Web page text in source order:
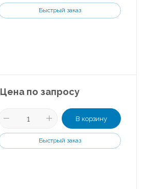
Быстрый заказ
Цена по запросу
В корзину
Быстрый заказ